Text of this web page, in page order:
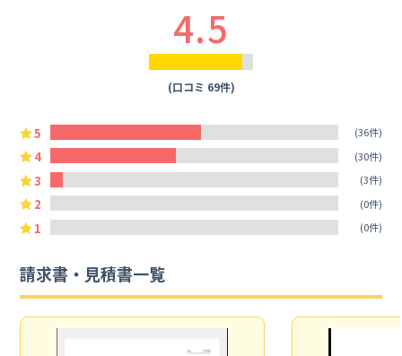
4.5
(口コミ 69件)
5 (36件)
4 (30件)
3 (3件)
2 (0件)
1 (0件)
請求書・見積書一覧